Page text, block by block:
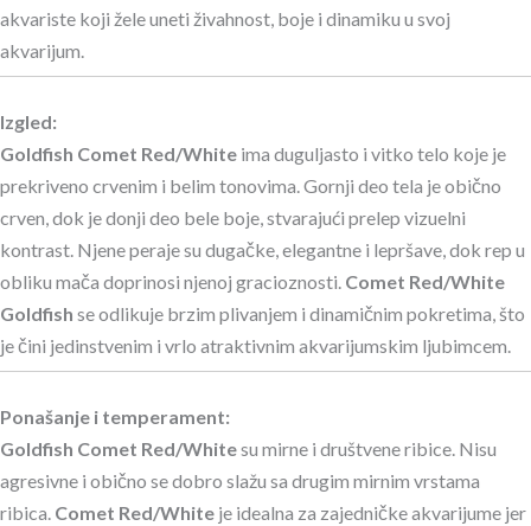
akvariste koji žele uneti živahnost, boje i dinamiku u svoj
akvarijum.
Izgled:
Goldfish Comet Red/White ima duguljasto i vitko telo koje je
prekriveno crvenim i belim tonovima. Gornji deo tela je obično
crven, dok je donji deo bele boje, stvarajući prelep vizuelni
kontrast. Njene peraje su dugačke, elegantne i lepršave, dok rep u
obliku mača doprinosi njenoj gracioznosti. Comet Red/White
Goldfish se odlikuje brzim plivanjem i dinamičnim pokretima, što
je čini jedinstvenim i vrlo atraktivnim akvarijumskim ljubimcem.
Ponašanje i temperament:
Goldfish Comet Red/Whitesu mirne i društvene ribice. Nisu
agresivne i obično se dobro slažu sa drugim mirnim vrstama
ribica. Comet Red/White je idealna za zajedničke akvarijume jer